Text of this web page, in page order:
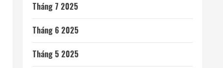
Tháng 7 2025
Tháng 6 2025
Tháng 5 2025